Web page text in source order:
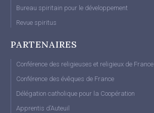
Bureau spiritain pour le développement
Revue spiritus
PARTENAIRES
Conférence des religieuses et religieux de France
Conférence des évêques de France
Délégation catholique pour la Coopération
Apprentis d’Auteuil